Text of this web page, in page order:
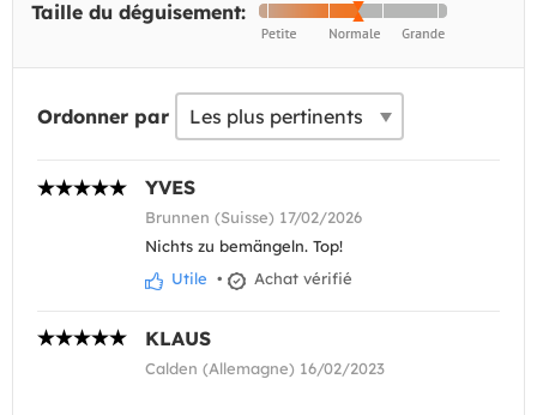
Taille du déguisement:
Ordonner par
YVES
Brunnen (Suisse) 17/02/2026
Nichts zu bemängeln. Top!
Utile • Achat vérifié
KLAUS
Calden (Allemagne) 16/02/2023